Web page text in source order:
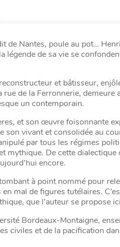
de Nantes, poule au pot…
légende de sa vie se
et bâtisseur,
de la Ferronnerie, demeure
un contemporain.
et son œuvre foisonnante
vivant et consolidée au
par tous les régimes
mythique. De cette
encore.
à point nommé pour
mal de figures tutélaires.
que l’auteur se propose
Bordeaux-Montaigne,
civiles et de la pacification